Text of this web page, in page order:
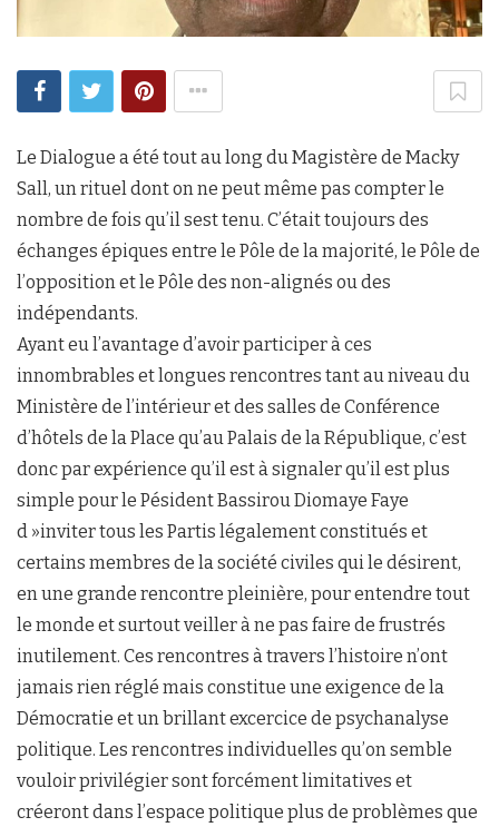
Le Dialogue a été tout au long du Magistère de Macky
Sall, un rituel dont on ne peut même pas compter le
nombre de fois qu’il sest tenu. C’était toujours des
échanges épiques entre le Pôle de la majorité, le Pôle de
l’opposition et le Pôle des non-alignés ou des
indépendants.
Ayant eu l’avantage d’avoir participer à ces
innombrables et longues rencontres tant au niveau du
Ministère de l’intérieur et des salles de Conférence
d’hôtels de la Place qu’au Palais de la République, c’est
donc par expérience qu’il est à signaler qu’il est plus
simple pour le Pésident Bassirou Diomaye Faye
d »inviter tous les Partis légalement constitués et
certains membres de la société civiles qui le désirent,
en une grande rencontre pleinière, pour entendre tout
le monde et surtout veiller à ne pas faire de frustrés
inutilement. Ces rencontres à travers l’histoire n’ont
jamais rien réglé mais constitue une exigence de la
Démocratie et un brillant excercice de psychanalyse
politique. Les rencontres individuelles qu’on semble
vouloir privilégier sont forcément limitatives et
créeront dans l’espace politique plus de problèmes que